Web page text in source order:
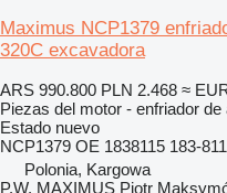
Maximus NCP1379
320C excavadora
ARS 990.800 PLN 2.468 ≈
Piezas del motor - enfriador de
Estado nuevo
NCP1379 OE 1838115 183-
Polonia, Kargowa
P.W. MAXIMUS Piotr